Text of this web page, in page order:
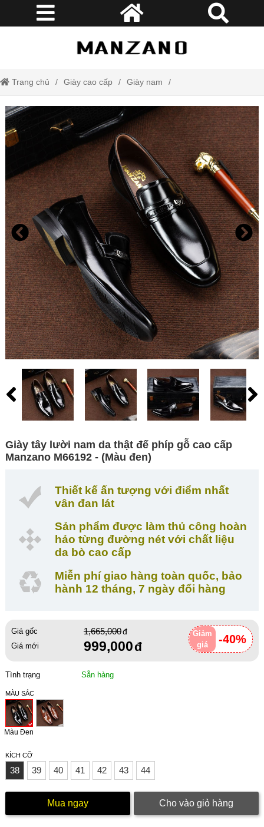
Trang chủ Giày cao cấp Giày nam
Giày tây lười nam da thật đế phíp gỗ cao cấp Manzano M66192
Giày tây lười nam da thật đế phíp gỗ cao cấp
Manzano M66192 - (Màu đen)
Thiết kế ấn tượng với điểm nhất
vân đan lát
Sản phẩm được làm thủ công hoàn
hảo từng đường nét với chất liệu
da bò cao cấp
Miễn phí giao hàng toàn quốc, bảo
hành 12 tháng, 7 ngày đổi hàng
Giảm
giá
-40%
Giá gốc 1,665,000
Giá mới 999,000
Tình trạng Sẵn hàng
MÀU SẮC
Màu Đen
KÍCH CỠ
38 39 40 41 42 43 44
Mua ngay Cho vào giỏ hàng